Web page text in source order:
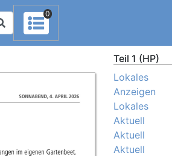
0
Teil 1 (HP)
Lokales
Anzeigen
Lokales
Aktuell
Aktuell
Aktuell